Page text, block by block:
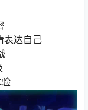
表达自己